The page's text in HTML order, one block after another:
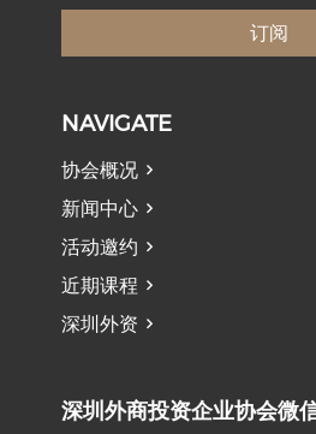
订阅
NAVIGATE
协会概况
新闻中心
活动邀约
近期课程
深圳外资
深圳外商投资企业协会微